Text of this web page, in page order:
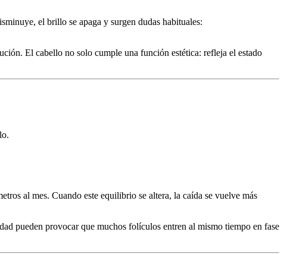
el brillo se apaga y surgen dudas habituales:
El cabello no solo cumple una función estética: refleja el estado
al mes. Cuando este equilibrio se altera, la caída se vuelve más
pueden provocar que muchos folículos entren al mismo tiempo en fase